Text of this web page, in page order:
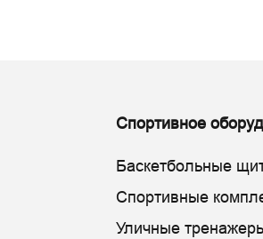
Спортивное
Баскетбольные
Спортивные
Уличные